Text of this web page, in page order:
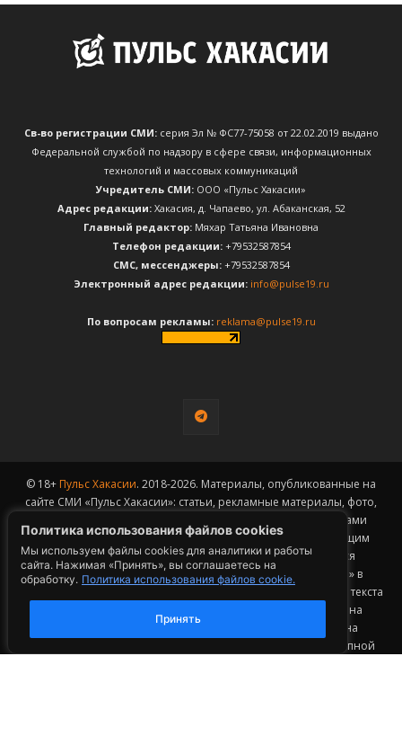
Политика использования файлов cookies
Мы используем файлы cookies для аналитики и работы
сайта. Нажимая «Принять», вы соглашаетесь на
обработку. Политика использования файлов cookie.
Принять
Св-во регистрации СМИ:серия Эл № ФС77-75058 от 22.02.2019 выдано
Федеральной службой по надзору в сфере связи, информационных
технологий и массовых коммуникаций
Учредитель СМИ: ООО «Пульс Хакасии»
Адрес редакции:Хакасия, д. Чапаево, ул. Абаканская, 52
Главный редактор: Мяхар Татьяна Ивановна
Телефон редакции:+79532587854
CМС, мессенджеры:+79532587854
Электронный адрес редакции: info@pulse19.ru
По вопросам рекламы: reklama@pulse19.ru
© 18+ Пульс Хакасии. 2018-2026. Материалы, опубликованные на
сайте СМИ «Пульс Хакасии»: статьи, рекламные материалы, фото,
видео, телепрограммы и телепередачи - являются объектами
авторского права и охраняются в соответствии с действующим
законодательством Российской Федерации. Допускается
цитирование авторского материала СМИ «Пульс Хакасии» в
объёме, не превышающем пятидесяти процентов от общего текста
публикации с обязательным размещением гиперссылки на
страницу заимствования материала. Гиперссылка должна
размещаться в тексте цитируемого материала и быть доступной